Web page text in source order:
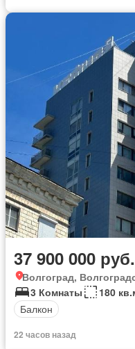
37 900 000 руб.
Волгоград,
3 Комнаты
180
Балкон
22 часов назад